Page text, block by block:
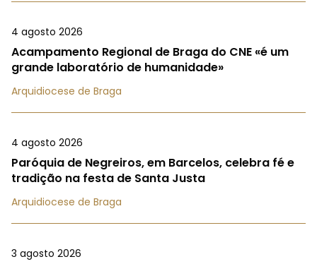
4 agosto 2026
Acampamento Regional de Braga do CNE «é um
grande laboratório de humanidade»
Arquidiocese de Braga
4 agosto 2026
Paróquia de Negreiros, em Barcelos, celebra fé e
tradição na festa de Santa Justa
Arquidiocese de Braga
3 agosto 2026